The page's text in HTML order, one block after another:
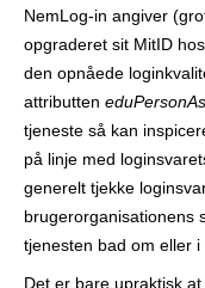
NemLog-in angiver
opgraderet sit MitID
den opnåede
attributten
tjeneste så kan
på linje med
generelt tjekke
brugerorganisationens
tjenesten bad om eller
Det er bare upraktisk